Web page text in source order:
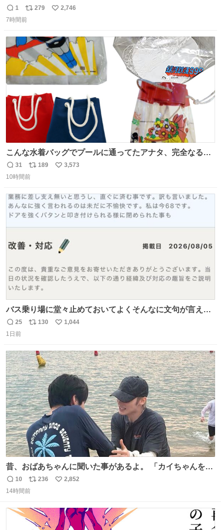
返
信
1
リ
ポ
ト
数
279
い
数
2,746
7時間前
こんな水着バッグでプールに通ってたアナタ、完全なる同
世代（笑） #70年代 #80年代 #昭和レトロ
返
信
31
リ
ポ
ト
数
189
い
数
3,573
10時間前
バス乗り場に堂々止めておいてよくそんなに文句が言える
ね 運転士は日本人やったのなら韓国人は関係ないし、なん
なら68歳も関係ない…
返
信
25
リ
ト
数
130
い
数
1,044
1日前
昔、おばあちゃんに聞いた事があるよ。 「カイちゃんをい
じめると、アイツが海から上がって来るぞ。」って。
返
信
10
リ
ポ
ト
数
236
い
数
2,852
14時間前